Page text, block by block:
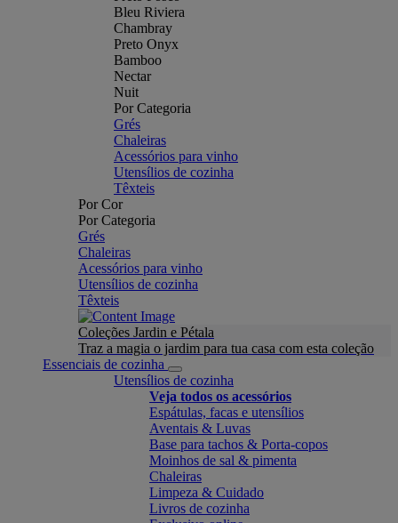
Bleu Riviera
Chambray
Preto Onyx
Bamboo
Nectar
Nuit
Por Categoria
Grés
Chaleiras
Acessórios para vinho
Utensílios de cozinha
Têxteis
Por Cor
Por Categoria
Grés
Chaleiras
Acessórios para vinho
Utensílios de cozinha
Têxteis
Coleções Jardin e Pétala
Traz a magia o jardim para tua casa com esta coleção
Essenciais de cozinha
Utensílios de cozinha
Veja todos os acessórios
Espátulas, facas e utensílios
Aventais & Luvas
Base para tachos & Porta-copos
Moinhos de sal & pimenta
Chaleiras
Limpeza & Cuidado
Livros de cozinha